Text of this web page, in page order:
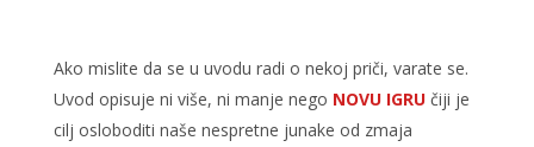
Ako mislite da se u uvodu radi o nekoj priči, varate se.
Uvod opisuje ni više, ni manje nego NOVUIGRUčiji je
cilj osloboditi naše nespretne junake od zmaja